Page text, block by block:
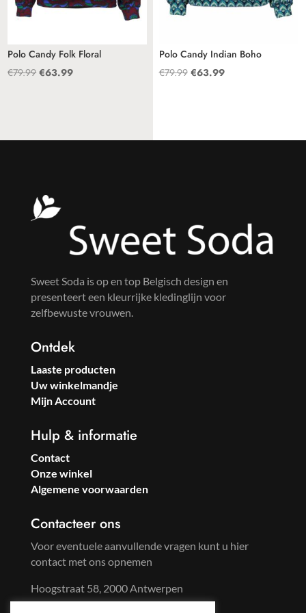
Polo Candy Folk Floral
€79.99 Oorspronkelijke
€63.99Huidige
Polo Candy Indian Boho
€79.99 Oorspronkelijke
€63.99Huidige
Sweet Soda is op en top Belgisch design en
presenteert een kleurrijke kledinglijn voor
zelfbewuste vrouwen.
Ontdek
Laaste producten
Uw winkelmandje
Mijn Account
Hulp & informatie
Contact
Onze winkel
Algemene voorwaarden
Contacteer ons
Voor eventuele aanvullende vragen kunt u hier
contact met ons opnemen
Hoogstraat 58, 2000 Antwerpen